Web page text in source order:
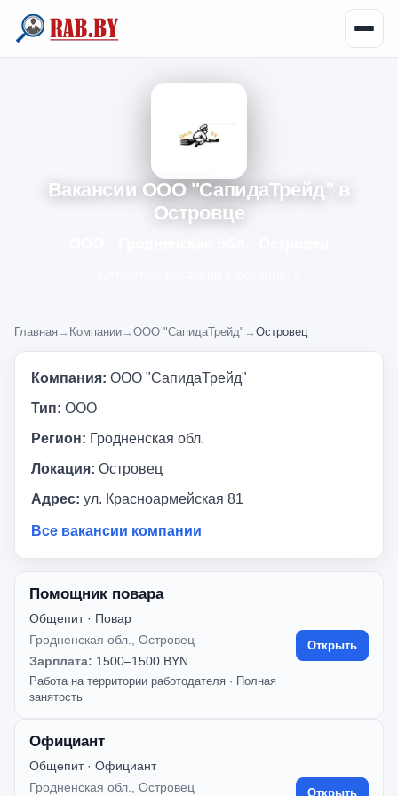
Вакансии ООО "СапидаТрейд" в
Островце
Главная → Компании→ ООО "СапидаТрейд" → Островец
Компания: ООО "СапидаТрейд"
Тип: ООО
Регион: Гродненская обл.
Локация: Островец
Адрес: ул. Красноармейская 81
Все вакансии компании
Помощник повара
Общепит · Повар
Гродненская обл., Островец
Зарплата: 1500–1500 BYN
Работа на территории работодателя · Полная
занятость
Открыть
Официант
Общепит · Официант
Гродненская обл., Островец
Открыть